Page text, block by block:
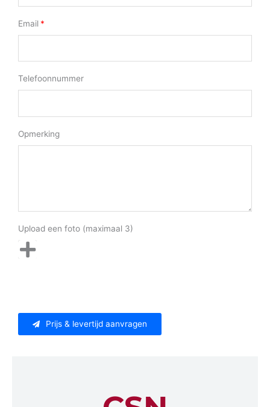
Email
Telefoonnummer
Opmerking
Upload een foto (maximaal 3)
Prijs & levertijd aanvragen